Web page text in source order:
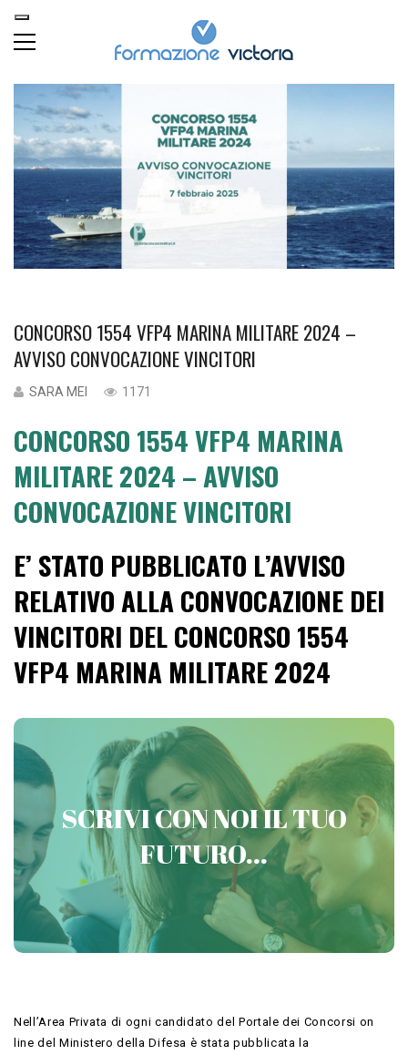
CONCORSO 1554 VFP4 MARINA MILITARE 2024 –
AVVISO CONVOCAZIONE VINCITORI
SARA MEI 1171
CONCORSO 1554 VFP4 MARINA
MILITARE 2024 – AVVISO
CONVOCAZIONE VINCITORI
E’ STATO PUBBLICATO L’AVVISO
RELATIVO ALLA CONVOCAZIONE DEI
VINCITORI DEL CONCORSO 1554
VFP4 MARINA MILITARE 2024
SCRIVI CON NOI IL TUO
FUTURO...
PREPARATI CON VICTORIA
CONCORSI MILITARI
Contattaci
Nell’Area Privata di ogni candidato del Portale dei Concorsi on
line del Ministero della Difesa è stata pubblicata la